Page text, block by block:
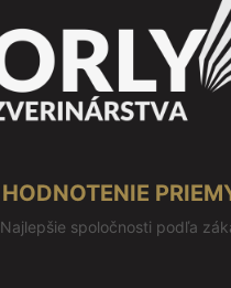
HODNOTENIE
Najlepšie spoločnosti podľa